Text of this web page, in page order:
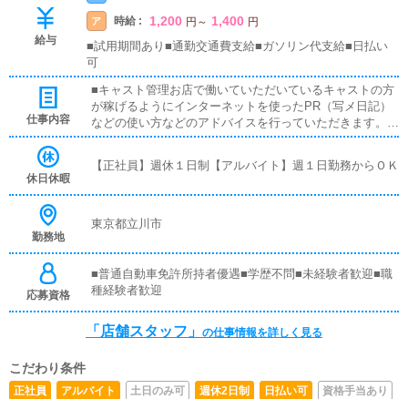
給与
ア 時給 : 1,200 円 ～ 1,400 円
■試用期間あり■通勤交通費支給■ガソリン代支給■日払い
可
仕事内容
■キャスト管理お店で働いていただいているキャストの方
が稼げるようにインターネットを使ったPR（写メ日記）
などの使い方などのアドバイスを行っていただきます。■
企画の立案店舗イベントや店舗運営など様々な企画を提案
ピート率の向上】【キャストの方の入店数の増加】など、
更新作業を行っていただきます。キャストの出勤情報やイ
を押すだけや、ブログの更新時に簡単に文字が入力出来れ
ば問題ありません。PCが苦手な人でも簡単にできます。■
清掃・備品管理お客様やキャストの方に快適にお過ごしい
だきます。
休日休暇
【正社員】週休１日制【アルバイト】週１日勤務からＯＫ
勤務地
東京都立川市
応募資格
■普通自動車免許所持者優遇■学歴不問■未経験者歓迎■職
種経験者歓迎
「店舗スタッフ」 の仕事情報を詳しく見る
こだわり条件
正社員 アルバイト 土日のみ可 週休2日制 日払い可
資格手当あり